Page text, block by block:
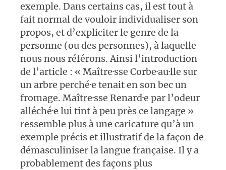
exemple. Dans certains cas, il est tout à
fait normal de vouloir individualiser son
propos, et d’expliciter le genre de la
personne (ou des personnes), à laquelle
nous nous référons. Ainsi l’introduction
de l’article : « Maître·sse Corbe·au·lle sur
un arbre perché·e tenait en son bec un
fromage. Maître·sse Renard·e par l’odeur
alléché·e lui tint à peu près ce langage »
ressemble plus à une caricature qu’à un
exemple précis et illustratif de la façon de
démasculiniser la langue française. Il y a
probablement des façons plus